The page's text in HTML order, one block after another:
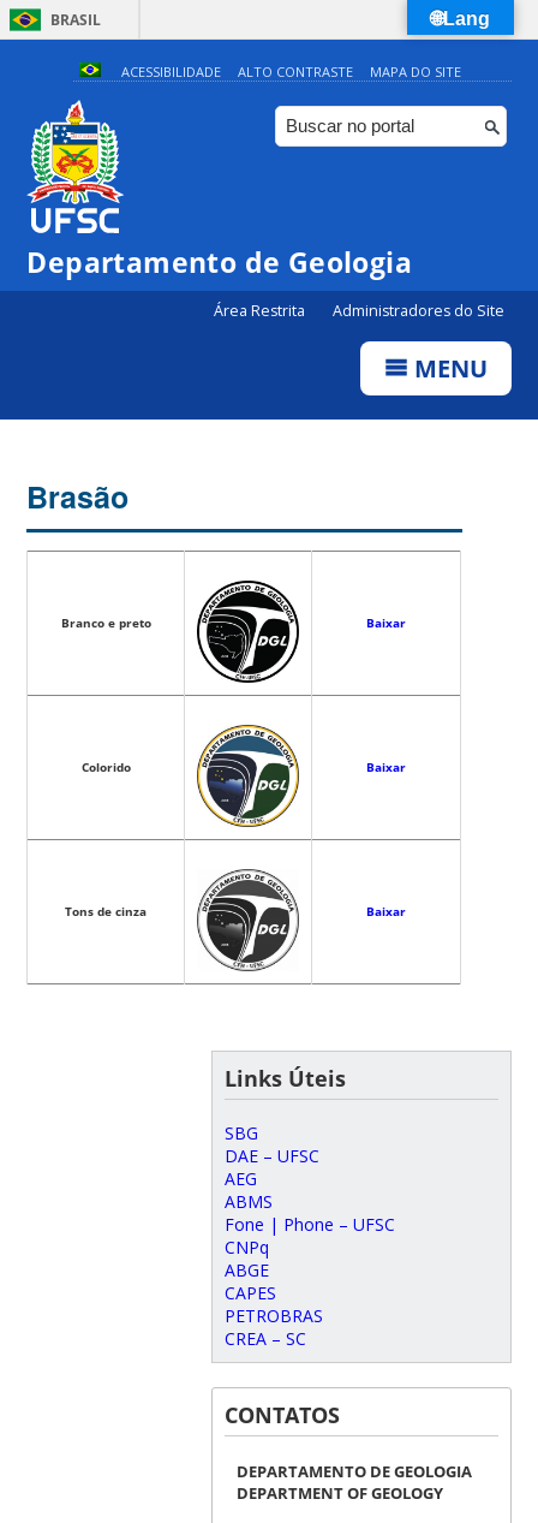
BRASIL
Simplifique!
Comunica BR
Participe
Canais
ACESSIBILIDADE ALTO CONTRASTE MAPA DO SITE
Departamento de Geologia
Área Restrita Administradores do Site
MENU
Brasão
Branco e preto Baixar
Colorido Baixar
Tons de cinza Baixar
Links Úteis
SBG
DAE – UFSC
AEG
ABMS
Fone | Phone – UFSC
CNPq
ABGE
CAPES
PETROBRAS
CREA – SC
CONTATOS
DEPARTAMENTO DE GEOLOGIA
DEPARTMENT OF GEOLOGY
🌐Lang